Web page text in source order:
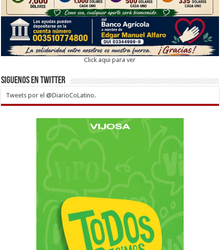
Click aqui para ver
Siguenos en twitter
Tweets por el @DiarioCoLatino.